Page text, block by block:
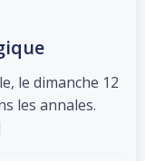
le dimanche 12
les annales.